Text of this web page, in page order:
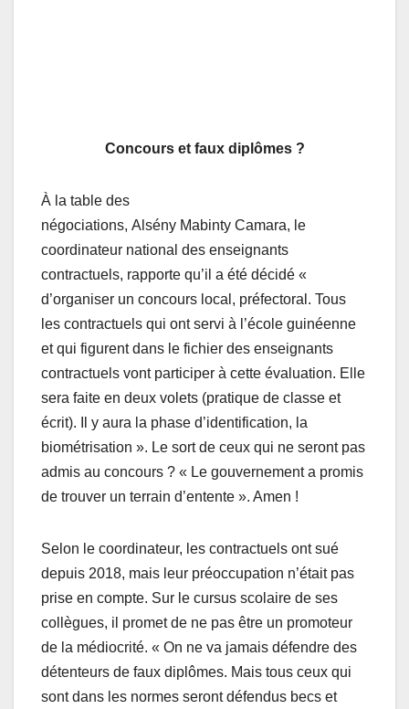
Concours et faux diplômes ?
À la table des
négociations, Alsény Mabinty Camara, le
coordinateur national des enseignants
contractuels, rapporte qu’il a été décidé «
d’organiser un concours local, préfectoral. Tous
les contractuels qui ont servi à l’école guinéenne
et qui figurent dans le fichier des enseignants
contractuels vont participer à cette évaluation. Elle
sera faite en deux volets (pratique de classe et
écrit). Il y aura la phase d’identification, la
biométrisation ». Le sort de ceux qui ne seront pas
admis au concours ? « Le gouvernement a promis
de trouver un terrain d’entente ». Amen !
Selon le coordinateur, les contractuels ont sué
depuis 2018, mais leur préoccupation n’était pas
prise en compte. Sur le cursus scolaire de ses
collègues, il promet de ne pas être un promoteur
de la médiocrité. « On ne va jamais défendre des
détenteurs de faux diplômes. Mais tous ceux qui
sont dans les normes seront défendus becs et